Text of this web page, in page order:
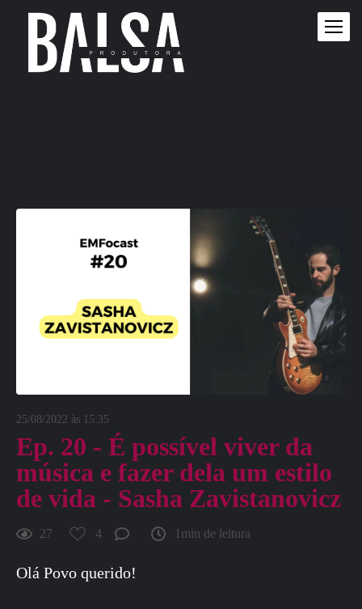
25/08/2022 às 15:35
Ep. 20 - É possível viver da
música e fazer dela um estilo
de vida - Sasha Zavistanovicz
27 4 1min de leitura
Olá Povo querido!